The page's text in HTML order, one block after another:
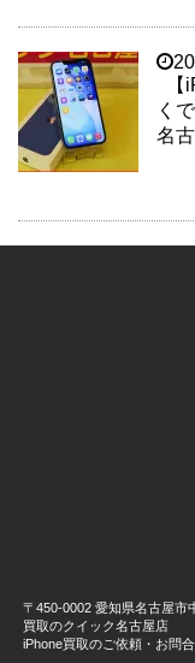
く
名
〒450-0002 愛知県名古屋市
買取のクイック名古屋店
iPhone買取のご依頼・お問